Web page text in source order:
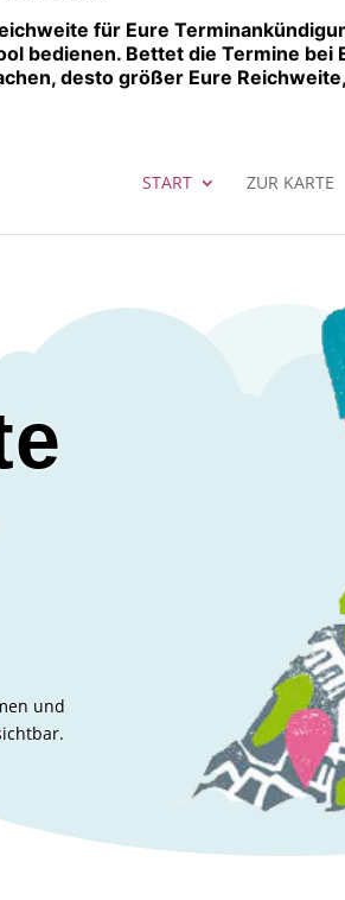
für Eure
bedienen. Bettet die Termine bei
desto größer Eure